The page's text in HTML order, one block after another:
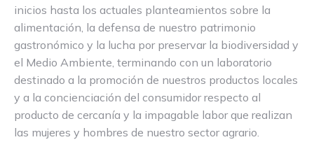
inicios hasta los actuales planteamientos sobre la
alimentación, la defensa de nuestro patrimonio
gastronómico y la lucha por preservar la biodiversidad y
el Medio Ambiente, terminando con un laboratorio
destinado a la promoción de nuestros productos locales
y a la concienciación del consumidor respecto al
producto de cercanía y la impagable labor que realizan
las mujeres y hombres de nuestro sector agrario.